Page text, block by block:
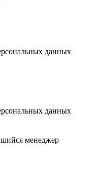
данных
данных
менеджер